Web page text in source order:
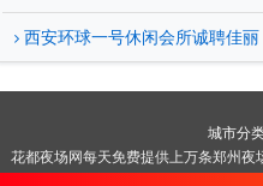
西安环球一号休闲会所诚聘佳丽
城市分
花都夜场网每天免费提供上万条郑州